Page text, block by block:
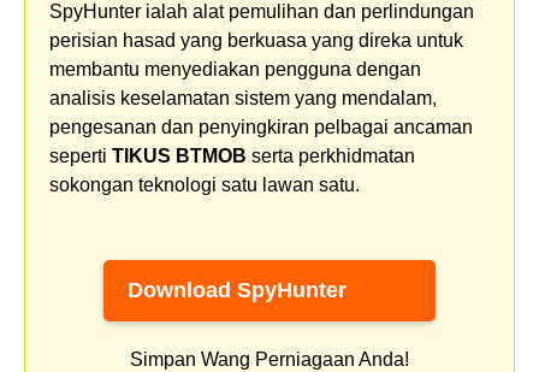
SpyHunter ialah alat pemulihan dan perlindungan
perisian hasad yang berkuasa yang direka untuk
membantu menyediakan pengguna dengan
analisis keselamatan sistem yang mendalam,
pengesanan dan penyingkiran pelbagai ancaman
seperti TIKUS BTMOB serta perkhidmatan
sokongan teknologi satu lawan satu.
Download SpyHunter
Simpan Wang Perniagaan Anda!